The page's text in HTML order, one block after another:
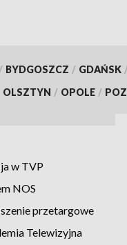
/ BYDGOSZCZ / GDAŃSK
OLSZTYN / OPOLE /
w TVP
NOS
przetargowe
Telewizyjna